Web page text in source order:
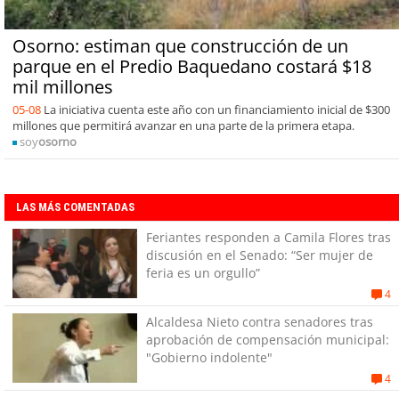
Osorno: estiman que construcción de un
parque en el Predio Baquedano costará $18
mil millones
05-08 La iniciativa cuenta este año con un financiamiento inicial de $300
millones que permitirá avanzar en una parte de la primera etapa.
soyosorno
LAS MÁS COMENTADAS
Feriantes responden a Camila Flores tras
discusión en el Senado: “Ser mujer de
feria es un orgullo”
4
Alcaldesa Nieto contra senadores tras
aprobación de compensación municipal:
"Gobierno indolente"
4